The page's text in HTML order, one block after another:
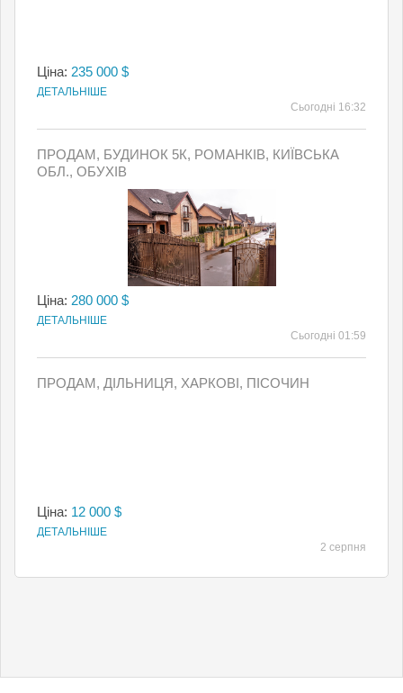
Ціна: 235 000 $
ДЕТАЛЬНІШЕ
Сьогодні 16:32
ПРОДАМ, БУДИНОК 5К, РОМАНКІВ, КИЇВСЬКА
ОБЛ., ОБУХІВ
Ціна: 280 000 $
ДЕТАЛЬНІШЕ
Сьогодні 01:59
ПРОДАМ, ДІЛЬНИЦЯ, ХАРКОВІ, ПІСОЧИН
Ціна: 12 000 $
ДЕТАЛЬНІШЕ
2 серпня